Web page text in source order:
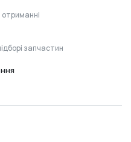
запчастин